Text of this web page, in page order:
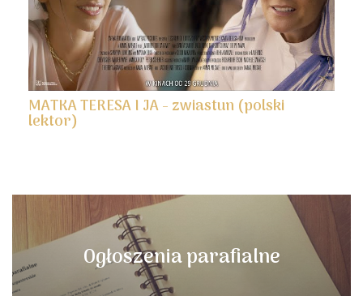
MATKA TERESA I JA - zwiastun (polski
lektor)
Ogłoszenia parafialne